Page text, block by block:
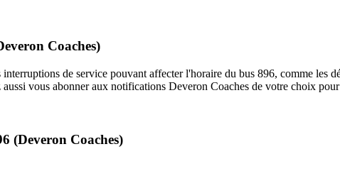
Coaches)
de service pouvant affecter l'horaire du bus 896, comme les
aussi vous abonner aux notifications Deveron Coaches de votre choix
(Deveron Coaches)